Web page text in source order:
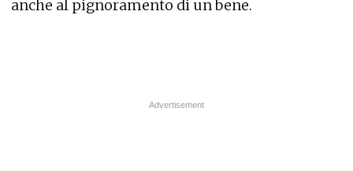
anche al pignoramento di un bene.